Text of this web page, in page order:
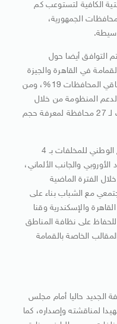
الكافية لتستوعب كم
الجمهورية،
الماضية تم التوافق أيضا حول
في القاهرة والجيزة
بنسبة 47% ومحافظات الدلتا 34% وباقي المحافظات 19%، ومن
لدعم المنظومة من خلال
220 منطقة خدمة وتم وضع مخططات لـ 27 محافظة لمعرفة حجم
وأشارت وزيرة البيئة إلى العمل بالبرنامج الوطني للمخلفات بـ 4
والجانب الألماني،
مليون جنيه خلال الفترة الماضية
مع الشباب بناء على
والإسكندرية وقنا
للحفاظ على نظافة المناطق
الخاصة بالقمامة
الجديد حاليا أمام مجلس
لمناقشته وإصداره، كما